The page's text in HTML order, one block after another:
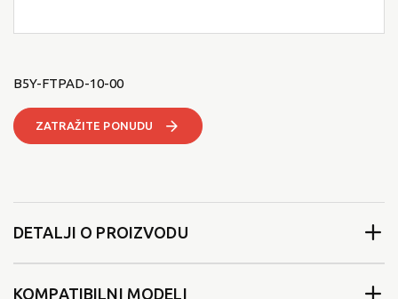
B5Y-FTPAD-10-00
ZATRAŽITE PONUDU
DETALJI O PROIZVODU
KOMPATIBILNI MODELI